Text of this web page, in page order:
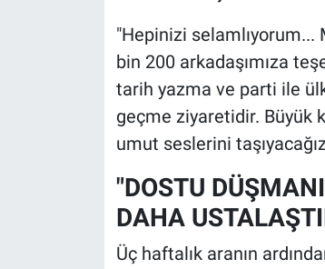
"Hepinizi selamlıyorum...
bin 200 arkadaşımıza
tarih yazma ve parti ile
geçme ziyaretidir. Büyük
umut seslerini
"DOSTU
DAHA
Üç haftalık aranın